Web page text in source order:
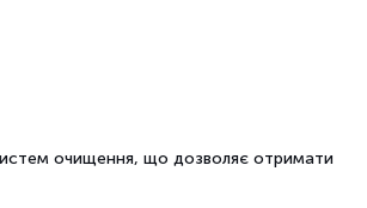
очищення, що дозволяє отримати